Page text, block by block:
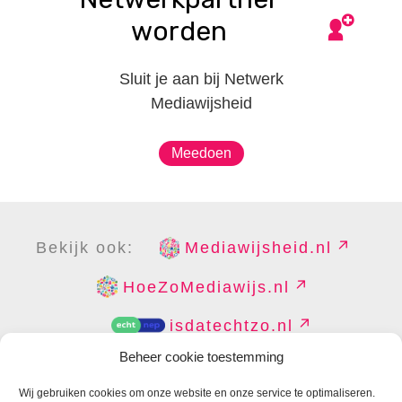
Beheer cookie toestemming
Wij gebruiken cookies om onze website en onze service te optimaliseren.
worden
Sluit je aan bij Netwerk
Mediawijsheid
Meedoen
Bekijk ook: Mediawijsheid.nl
HoeZoMediawijs.nl
isdatechtzo.nl